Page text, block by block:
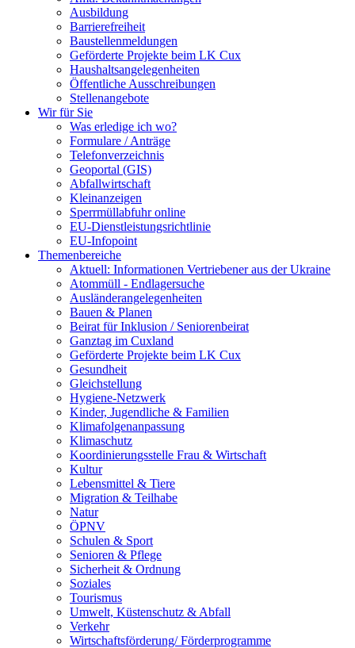
Ausbildung
Barrierefreiheit
Baustellenmeldungen
Geförderte Projekte beim LK Cux
Haushaltsangelegenheiten
Öffentliche Ausschreibungen
Stellenangebote
Wir für Sie
Was erledige ich wo?
Formulare / Anträge
Telefonverzeichnis
Geoportal (GIS)
Abfallwirtschaft
Kleinanzeigen
Sperrmüllabfuhr online
EU-Dienstleistungsrichtlinie
EU-Infopoint
Themenbereiche
Aktuell: Informationen Vertriebener aus der Ukraine
Atommüll - Endlagersuche
Ausländerangelegenheiten
Bauen & Planen
Beirat für Inklusion / Seniorenbeirat
Ganztag im Cuxland
Geförderte Projekte beim LK Cux
Gesundheit
Gleichstellung
Hygiene-Netzwerk
Kinder, Jugendliche & Familien
Klimafolgenanpassung
Klimaschutz
Koordinierungsstelle Frau & Wirtschaft
Kultur
Lebensmittel & Tiere
Migration & Teilhabe
Natur
ÖPNV
Schulen & Sport
Senioren & Pflege
Sicherheit & Ordnung
Soziales
Tourismus
Umwelt, Küstenschutz & Abfall
Verkehr
Wirtschaftsförderung/ Förderprogramme